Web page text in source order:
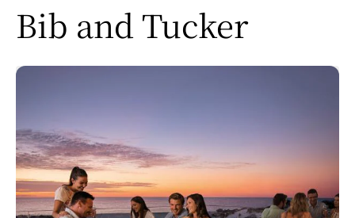
Bib and Tucker